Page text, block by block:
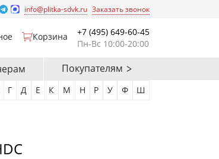
info@plitka-sdvk.ru Заказать звонок
Корзина
+7 (495) 649-60-45
Пн-Вс 10:00-20:00
Покупателям
Г Д Е К М Н Р У Ф Ш